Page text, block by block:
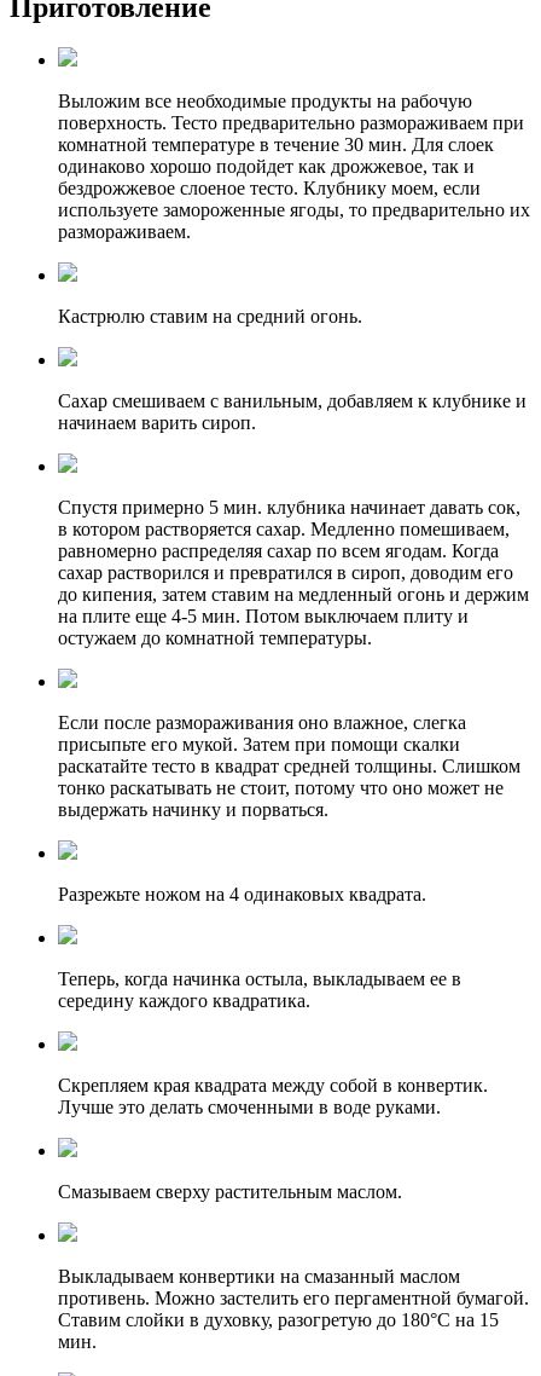
Приготовление
Выложим все необходимые продукты на рабочую
поверхность. Тесто предварительно размораживаем при
комнатной температуре в течение 30 мин. Для слоек
одинаково хорошо подойдет как дрожжевое, так и
бездрожжевое слоеное тесто. Клубнику моем, если
используете замороженные ягоды, то предварительно их
размораживаем.
Кастрюлю ставим на средний огонь.
Сахар смешиваем с ванильным, добавляем к клубнике и
начинаем варить сироп.
Спустя примерно 5 мин. клубника начинает давать сок,
в котором растворяется сахар. Медленно помешиваем,
равномерно распределяя сахар по всем ягодам. Когда
сахар растворился и превратился в сироп, доводим его
до кипения, затем ставим на медленный огонь и держим
на плите еще 4-5 мин. Потом выключаем плиту и
остужаем до комнатной температуры.
Если после размораживания оно влажное, слегка
присыпьте его мукой. Затем при помощи скалки
раскатайте тесто в квадрат средней толщины. Слишком
тонко раскатывать не стоит, потому что оно может не
выдержать начинку и порваться.
Разрежьте ножом на 4 одинаковых квадрата.
Теперь, когда начинка остыла, выкладываем ее в
середину каждого квадратика.
Скрепляем края квадрата между собой в конвертик.
Лучше это делать смоченными в воде руками.
Смазываем сверху растительным маслом.
Выкладываем конвертики на смазанный маслом
противень. Можно застелить его пергаментной бумагой.
Ставим слойки в духовку, разогретую до 180°C на 15
мин.